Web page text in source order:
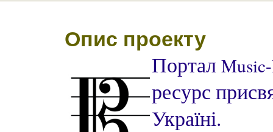
Опис проекту
Портал
ресурс
Україні.